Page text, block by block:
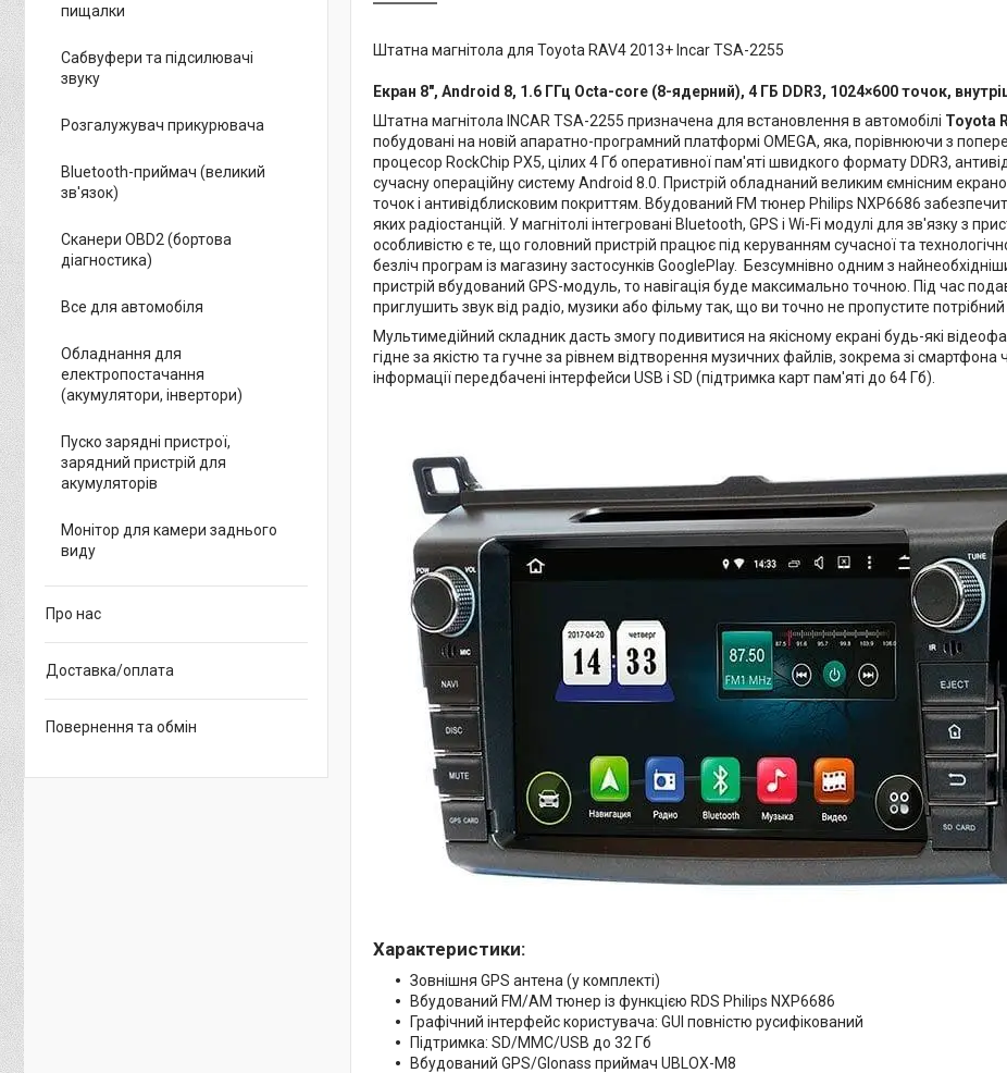
Штатна магнітола для Toyota RAV4 2013+ Incar TSA-2255
Екран 8", Android 8, 1.6 ГГц Octa-core (8-ядерний), 4 ГБ DDR3, 1024×600 точок,
Штатна магнітола INCAR TSA-2255 призначена для встановлення в автомобілі Toyota
побудовані на новій апаратно-програмний платформі OMEGA, яка, порівнюючи з
процесор RockChip PX5, цілих 4 Гб оперативної пам'яті швидкого формату DDR3,
сучасну операційну систему Android 8.0. Пристрій обладнаний великим ємнісним
точок і антивідблисковим покриттям. Вбудований FM тюнер Philips NXP6686
яких радіостанцій. У магнітолі інтегровані Bluetooth, GPS і Wi-Fi модулі для зв'язку з
особливістю є те, що головний пристрій працює під керуванням сучасної та
безліч програм із магазину застосунків GooglePlay. Безсумнівно одним з
пристрій вбудований GPS-модуль, то навігація буде максимально точною. Під час
приглушить звук від радіо, музики або фільму так, що ви точно не пропустите потрібний
Мультимедійний складник дасть змогу подивитися на якісному екрані будь-які
гідне за якістю та гучне за рівнем відтворення музичних файлів, зокрема зі
інформації передбачені інтерфейси USB і SD (підтримка карт пам'яті до 64 Гб).
Характеристики:
Зовнішня GPS антена (у комплекті)
Вбудований FM/AM тюнер із функцією RDS Philips NXP6686
Графічний інтерфейс користувача: GUI повністю русифікований
Підтримка: SD/MMC/USB до 32 Гб
Вбудований GPS/Glonass приймач UBLOX-M8
пищалки
Сабвуфери та підсилювачі
звуку
Розгалужувач прикурювача
Bluetooth-приймач (великий
зв'язок)
Сканери OBD2 (бортова
діагностика)
Все для автомобіля
Обладнання для
електропостачання
(акумулятори, інвертори)
Пуско зарядні пристрої,
зарядний пристрій для
акумуляторів
Монітор для камери заднього
виду
Про нас
Доставка/оплата
Повернення та обмін